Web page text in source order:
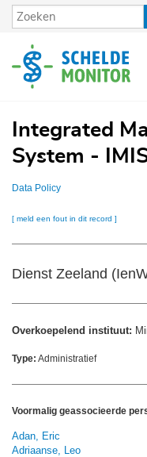
Overslaan
en
de
inhoud
Integrated
System -
Data Policy
[ meld een fout in dit record ]
Dienst Zeeland
Overkoepelend instituut:
Type: Administratief
Voormalig geassocieerde
Adan, Eric
Adriaanse, Leo